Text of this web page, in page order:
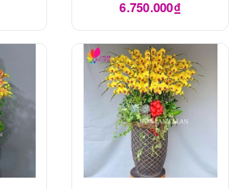
6.750.000₫